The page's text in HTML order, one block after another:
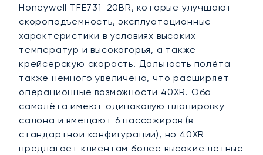
Honeywell TFE731-20BR, которые улучшают
скороподъёмность, эксплуатационные
характеристики в условиях высоких
температур и высокогорья, а также
крейсерскую скорость. Дальность полёта
также немного увеличена, что расширяет
операционные возможности 40XR. Оба
самолёта имеют одинаковую планировку
салона и вмещают 6 пассажиров (в
стандартной конфигурации), но 40XR
предлагает клиентам более высокие лётные